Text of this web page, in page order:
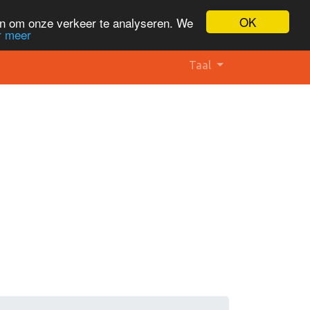
OK
om onze verkeer te analyseren. We
meer
Taal